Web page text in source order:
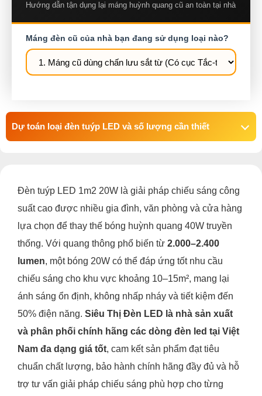
Hướng dẫn tận dụng lại máng huỳnh quang cũ an toàn tại nhà
Máng đèn cũ của nhà bạn đang sử dụng loại nào?
Dự toán loại đèn tuýp LED và số lượng cần thiết
Đèn tuýp LED 1m2 20W là giải pháp chiếu sáng công
suất cao được nhiều gia đình, văn phòng và cửa hàng
lựa chọn để thay thế bóng huỳnh quang 40W truyền
thống. Với quang thông phổ biến từ 2.000–2.400
lumen, một bóng 20W có thể đáp ứng tốt nhu cầu
chiếu sáng cho khu vực khoảng 10–15m², mang lại
ánh sáng ổn định, không nhấp nháy và tiết kiệm đến
50% điện năng. Siêu Thị Đèn LED là nhà sản xuất
và phân phối chính hãng các dòng đèn led tại Việt
Nam đa dạng giá tốt, cam kết sản phẩm đạt tiêu
chuẩn chất lượng, bảo hành chính hãng đầy đủ và hỗ
trợ tư vấn giải pháp chiếu sáng phù hợp cho từng